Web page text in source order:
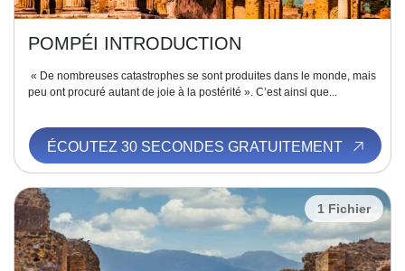
POMPÉI INTRODUCTION
« De nombreuses catastrophes se sont produites dans le monde, mais
peu ont procuré autant de joie à la postérité ». C’est ainsi que...
ÉCOUTEZ 30 SECONDES GRATUITEMENT
1 Fichier